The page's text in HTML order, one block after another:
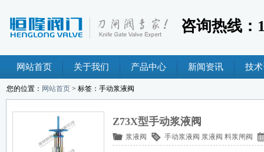
咨询热线：
网站首页 关于我们 产品中心 新闻资讯 技
您的位置： 网站首页 > 标签：手动浆液阀
Z73X型手动浆液阀
浆液阀 手动浆液阀 浆液阀 料浆闸阀